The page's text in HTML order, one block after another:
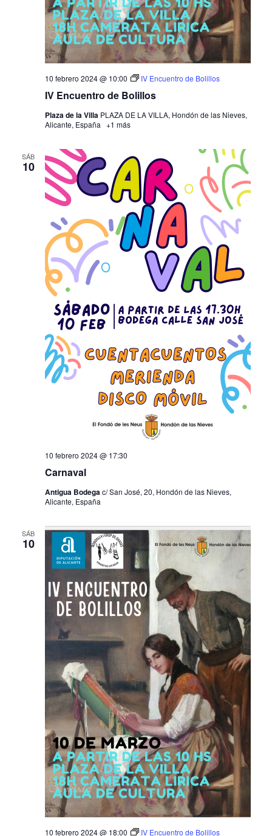
IV Encuentro de Bolillos
10 febrero 2024 @ 10:00 IV Encuentro de Bolillos
Plaza de la Villa PLAZA DE LA VILLA, Hondón de las Nieves,
Alicante, España +1 más
SÁB
10
Carnaval
10 febrero 2024 @ 17:30
Antigua Bodegac/ San José, 20, Hondón de las Nieves,
Alicante, España
SÁB
10
10 febrero 2024 @ 18:00 IV Encuentro de Bolillos